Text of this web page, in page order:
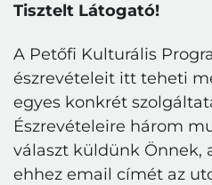
Tisztelt Látogató!
A Petőfi Kulturális
észrevételeit itt teheti
egyes konkrét
Észrevételeire három
választ küldünk Önnek,
ehhez email címét az